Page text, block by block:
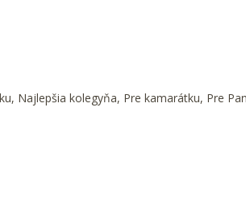
Najlepšia kolegyňa, Pre kamarátku, Pre